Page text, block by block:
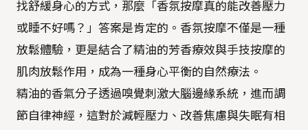
找舒緩身心的方式，那麼「香氛按摩真的能改善壓力
或睡不好嗎？」答案是肯定的。香氛按摩不僅是一種
放鬆體驗，更是結合了精油的芳香療效與手技按摩的
肌肉放鬆作用，成為一種身心平衡的自然療法。
精油的香氣分子透過嗅覺刺激大腦邊緣系統，進而調
節自律神經，這對於減輕壓力、改善焦慮與失眠有相